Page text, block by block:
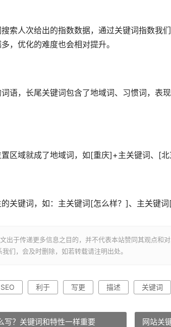
索人次给出的指数数据，通过关键词指数我
，优化的难度也会相对提升。
语，长尾关键词包含了地域词、习惯词，表
区域就成了地域词，如[重庆]+主关键词、[
关键词，如：主关键词[怎么样？]、主关键
出于传递更多信息之目的，并不代表本站赞同其观点和
们，会及时删除，如若转载请注明出处。
SEO 利于 写更 描述 关键词
写？关键词和特性一样重要 网站关